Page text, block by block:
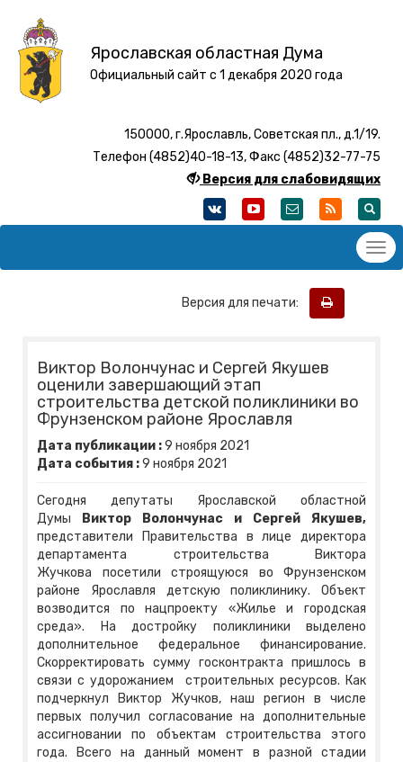
Ярославская областная Дума
Официальный сайт с 1 декабря 2020 года
150000, г.Ярославль, Советская пл., д.1/19.
Телефон (4852)40-18-13, Факс (4852)32-77-75
Версия для слабовидящих
Версия для печати:
Виктор Волончунас и Сергей Якушев
оценили завершающий этап
строительства детской поликлиники во
Фрунзенском районе Ярославля
Дата публикации :9 ноября 2021
Дата события :9 ноября 2021
Сегодня депутаты Ярославской областной
Думы
Виктор Волончунас и Сергей Якушев,
представители Правительства в лице директора
департамента строительства Виктора
Жучкова посетили строящуюся во Фрунзенском
районе Ярославля детскую поликлинику. Объект
возводится по нацпроекту «Жилье и городская
среда». На достройку поликлиники выделено
дополнительное федеральное финансирование.
Скорректировать сумму госконтракта пришлось в
связи с удорожанием строительных ресурсов. Как
подчеркнул Виктор Жучков, наш регион в числе
первых получил согласование на дополнительные
ассигновании по объектам строительства этого
года. Всего на данный момент в разной стадии